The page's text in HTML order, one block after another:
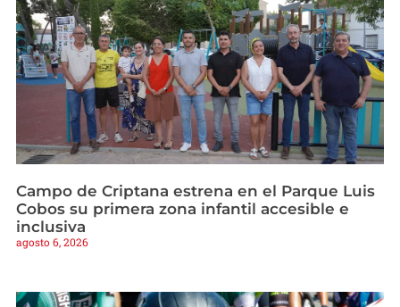
Campo de Criptana estrena en el Parque Luis
Cobos su primera zona infantil accesible e
inclusiva
agosto 6, 2026